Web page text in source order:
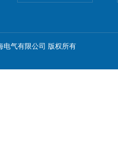
气有限公司 版权所有